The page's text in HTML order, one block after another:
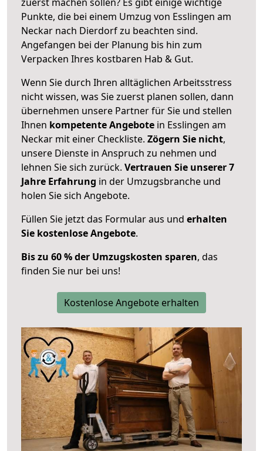
Punkte, die bei einem Umzug von Esslingen am
Neckar nach Dierdorf zu beachten sind.
Angefangen bei der Planung bis hin zum
Verpacken Ihres kostbaren Hab & Gut.
Wenn Sie durch Ihren alltäglichen Arbeitsstress
nicht wissen, was Sie zuerst planen sollen, dann
übernehmen unsere Partner für Sie und stellen
Ihnen kompetente Angebote in Esslingen am
Neckar mit einer Checkliste. Zögern Sie nicht,
unsere Dienste in Anspruch zu nehmen und
lehnen Sie sich zurück. Vertrauen Sie unserer 7
Jahre Erfahrung in der Umzugsbranche und
holen Sie sich Angebote.
Füllen Sie jetzt das Formular aus und erhalten
Sie kostenlose Angebote.
Bis zu 60 % der Umzugskosten sparen, das
finden Sie nur bei uns!
Kostenlose Angebote erhalten